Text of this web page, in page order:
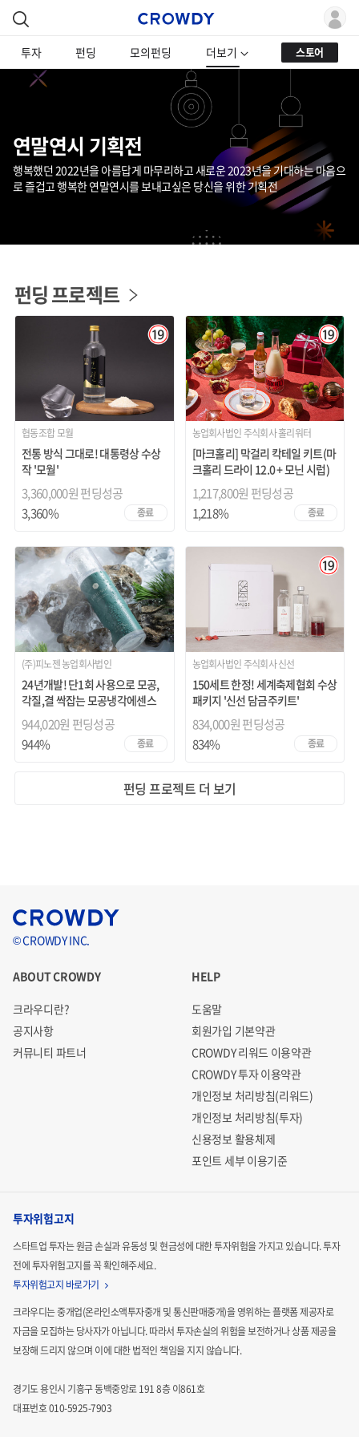
투자 펀딩 모의펀딩 더보기 스토어
연말연시 기획전
행복했던 2022년을 아름답게 마무리하고 새로운 2023년을 기대하는 마음으
로 즐겁고 행복한 연말연시를 보내고싶은 당신을 위한 기획전
펀딩 프로젝트
협동조합 모월
전통 방식 그대로! 대통령상 수상
작 '모월'
3,360,000원 펀딩성공
종료
3,360%
농업회사법인 주식회사 홀리워터
[마크홀리] 막걸리 칵테일 키트(마
크홀리 드라이 12.0 + 모닌 시럽)
1,217,800원 펀딩성공
종료
1,218%
(주)피노젠 농업회사법인
24년개발! 단1회 사용으로 모공,
각질,결 싹잡는 모공냉각에센스
944,020원 펀딩성공
종료
944%
농업회사법인 주식회사 신선
150세트 한정! 세계축제협회 수상
패키지 '신선 담금주키트'
834,000원 펀딩성공
종료
834%
펀딩 프로젝트 더 보기
© CROWDY INC.
ABOUT CROWDY
크라우디란?
공지사항
커뮤니티 파트너
HELP
도움말
회원가입 기본약관
CROWDY 리워드 이용약관
CROWDY 투자 이용약관
개인정보 처리방침(리워드)
개인정보 처리방침(투자)
신용정보 활용체제
포인트 세부 이용기준
투자위험고지
스타트업 투자는 원금 손실과 유동성 및 현금성에 대한 투자위험을 가지고 있습니다.투자
전에 투자위험고지를 꼭 확인해주세요.
투자위험고지 바로가기
크라우디는 중개업(온라인소액투자중개 및 통신판매중개)을 영위하는 플랫폼 제공자로
자금을 모집하는당사자가 아닙니다. 따라서 투자손실의 위험을 보전하거나 상품 제공을
보장해 드리지 않으며 이에 대한 법적인 책임을 지지 않습니다.
경기도 용인시 기흥구 동백중앙로 191 8층 이861호
대표번호 010-5925-7903